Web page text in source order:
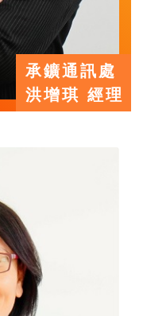
承鑛通訊處
洪增琪 經理